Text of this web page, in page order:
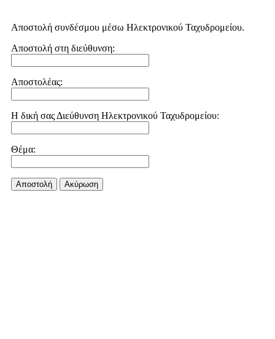
Αποστολή συνδέσμου μέσω Ηλεκτρονικού Ταχυδρομείου.
Αποστολή στη διεύθυνση:
Αποστολέας:
Η δική σας Διεύθυνση Ηλεκτρονικού Ταχυδρομείου:
Θέμα:
Αποστολή Aκύρωση